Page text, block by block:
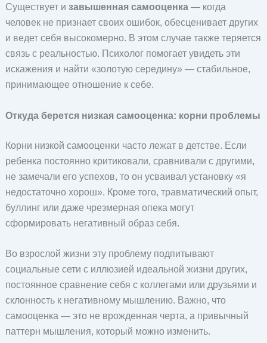
Существует и завышенная самооценка— когда
человек не признает своих ошибок, обесценивает других
и ведет себя высокомерно. В этом случае также теряется
связь с реальностью. Психолог помогает увидеть эти
искажения и найти «золотую середину» — стабильное,
принимающее отношение к себе.
Откуда берется низкая самооценка: корни проблемы
Корни низкой самооценки часто лежат в детстве. Если
ребенка постоянно критиковали, сравнивали с другими,
не замечали его успехов, то он усваивал установку «я
недостаточно хорош». Кроме того, травматический опыт,
буллинг или даже чрезмерная опека могут
сформировать негативный образ себя.
Во взрослой жизни эту проблему подпитывают
социальные сети с иллюзией идеальной жизни других,
постоянное сравнение себя с коллегами или друзьями и
склонность к негативному мышлению. Важно, что
самооценка — это не врожденная черта, а привычный
паттерн мышления, который можно изменить.